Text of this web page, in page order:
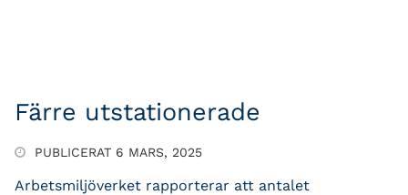
Färre utstationerade
PUBLICERAT 6 MARS, 2025
Arbetsmiljöverket rapporterar att antalet